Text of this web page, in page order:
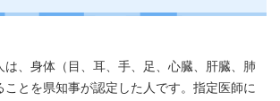
は、身体（目、耳、手、足、心臓、肝臓、肺
ことを県知事が認定した人です。指定医師に